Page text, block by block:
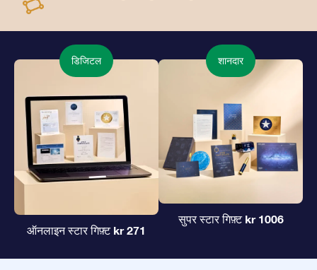
डिजिटल
ऑनलाइन स्टार गिफ़्ट kr 271
शानदार
सुपर स्टार गिफ़्ट kr 1006